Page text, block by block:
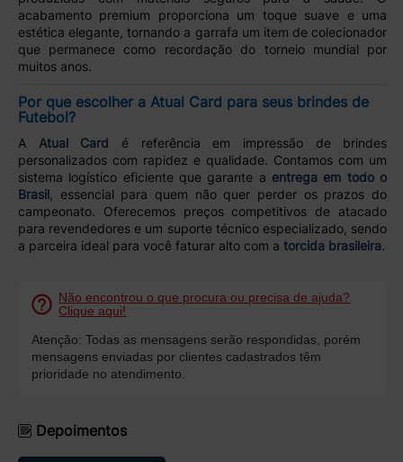
acabamento premium proporciona um toque suave e uma
estética elegante, tornando a garrafa um item de colecionador
que permanece como recordação do torneio mundial por
muitos anos.
Por que escolher a Atual Card para seus brindes de
Futebol?
A Atual Card é referência em impressão de brindes
personalizados com rapidez e qualidade. Contamos com um
sistema logístico eficiente que garante a entrega em todo o
Brasil, essencial para quem não quer perder os prazos do
campeonato. Oferecemos preços competitivos de atacado
para revendedores e um suporte técnico especializado, sendo
a parceira ideal para você faturar alto com a torcida brasileira.
Não encontrou o que procura ou precisa de ajuda?
Clique aqui!
Atenção: Todas as mensagens serão respondidas, porém
mensagens enviadas por clientes cadastrados têm
prioridade no atendimento.
Depoimentos